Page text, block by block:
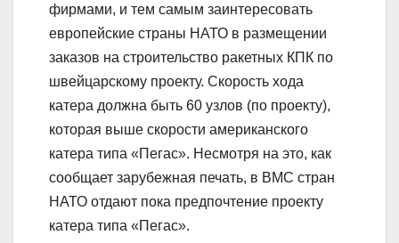
фирмами, и тем самым заинтересовать
европейские страны НАТО в размещении
заказов на строительство ракетных КПК по
швейцарскому проекту. Скорость хода
катера должна быть 60 узлов (по проекту),
которая выше скорости американского
катера типа «Пегас». Несмотря на это, как
сообщает зарубежная печать, в ВМС стран
НАТО отдают пока предпочтение проекту
катера типа «Пегас».